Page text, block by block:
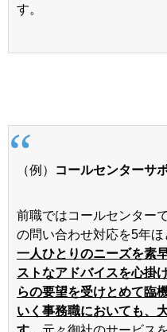
す。
（例） コールセンターサ
前職ではコールセンター
の問い合わせ対応を5年ほ
一人ひとりのニーズを素
ストなアドバイスを心掛
らの要望を受けとめて臨
いく事務職においても、